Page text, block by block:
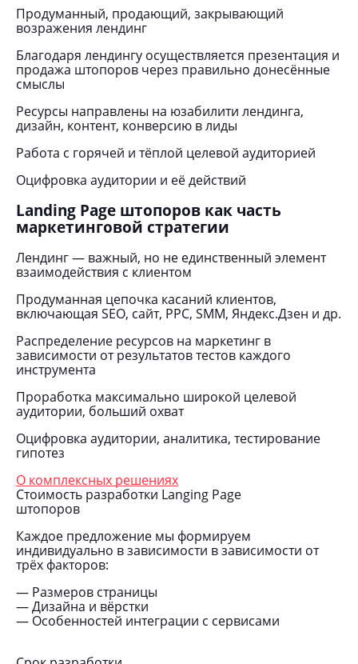
Продуманный, продающий, закрывающий
возражения лендинг
Благодаря лендингу осуществляется презентация и
продажа штопоров через правильно донесённые
смыслы
Ресурсы направлены на юзабилити лендинга,
дизайн, контент, конверсию в лиды
Работа с горячей и тёплой целевой аудиторией
Оцифровка аудитории и её действий
Landing Page штопоров как часть
маркетинговой стратегии
Лендинг — важный, но не единственный элемент
взаимодействия с клиентом
Продуманная цепочка касаний клиентов,
включающая SEO, сайт, PPC, SMM, Яндекс.Дзен и др.
Распределение ресурсов на маркетинг в
зависимости от результатов тестов каждого
инструмента
Проработка максимально широкой целевой
аудитории, больший охват
Оцифровка аудитории, аналитика, тестирование
гипотез
О комплексных решениях
Стоимость разработки Langing Page
штопоров
Каждое предложение мы формируем
индивидуально в зависимости в зависимости от
трёх факторов:
— Размеров страницы
— Дизайна и вёрстки
— Особенностей интеграции с сервисами